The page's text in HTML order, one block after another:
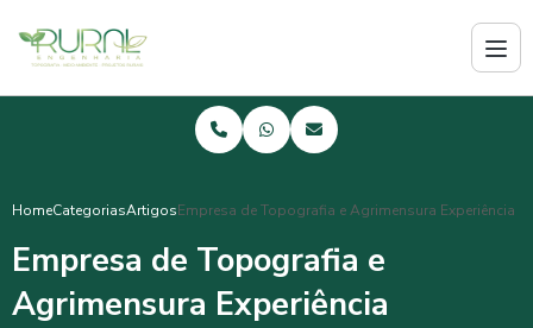
HomeCategoriasArtigosEmpresa de Topografia e Agrimensura Experiência
Empresa de Topografia e
Agrimensura Experiência